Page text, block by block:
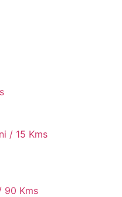
/ 15 Kms
90 Kms